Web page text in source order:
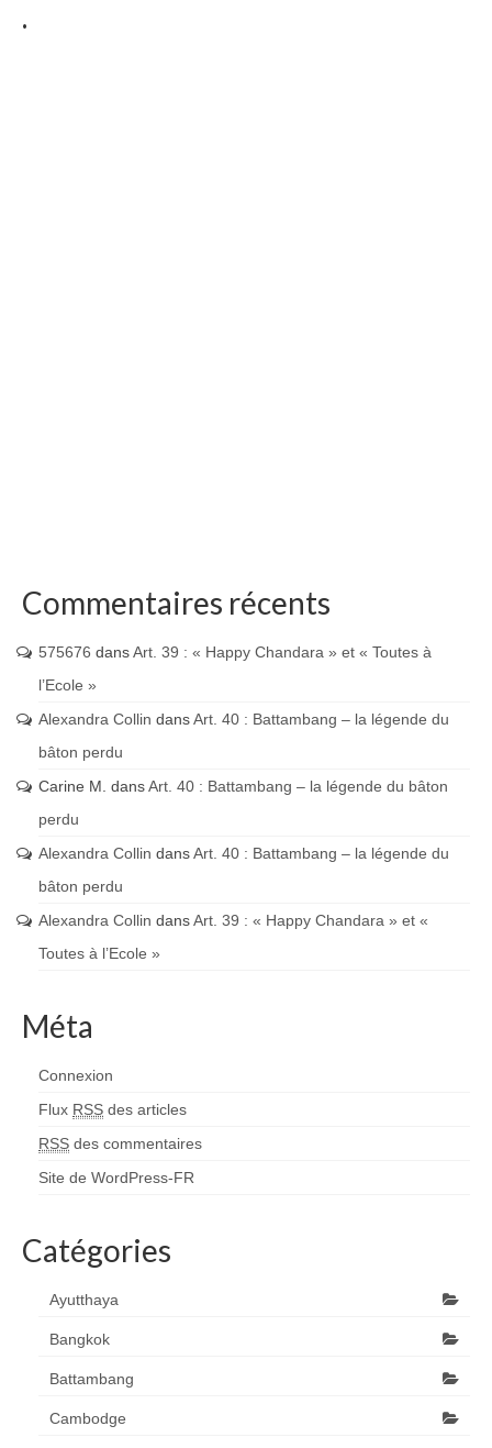
.
Commentaires récents
575676 dansArt. 39 : « Happy Chandara » et « Toutes à
l’Ecole »
Alexandra Collin dansArt. 40 : Battambang – la légende du
bâton perdu
Carine M. dansArt. 40 : Battambang – la légende du bâton
perdu
Alexandra Collin dansArt. 40 : Battambang – la légende du
bâton perdu
Alexandra Collin dansArt. 39 : « Happy Chandara » et «
Toutes à l’Ecole »
Méta
Connexion
Flux RSS des articles
RSS des commentaires
Site de WordPress-FR
Catégories
Ayutthaya
Bangkok
Battambang
Cambodge